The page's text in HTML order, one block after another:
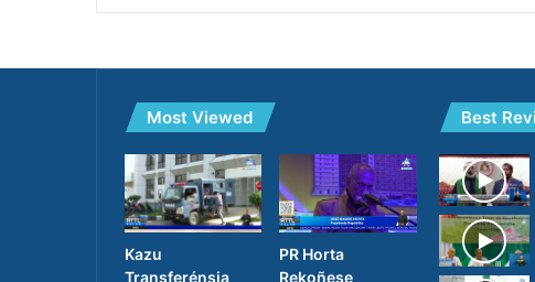
Most Viewed
Kazu
Transferénsia
PR Horta
Rekoñese
Best